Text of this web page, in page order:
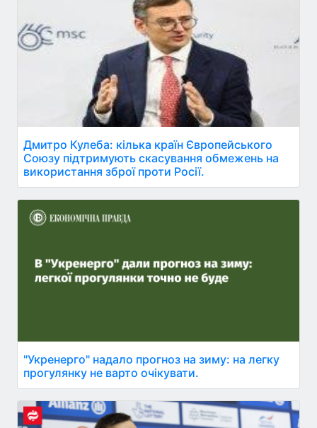
Дмитро Кулеба: кілька країн Європейського
Союзу підтримують скасування обмежень на
використання зброї проти Росії.
"Укренерго" надало прогноз на зиму: на легку
прогулянку не варто очікувати.